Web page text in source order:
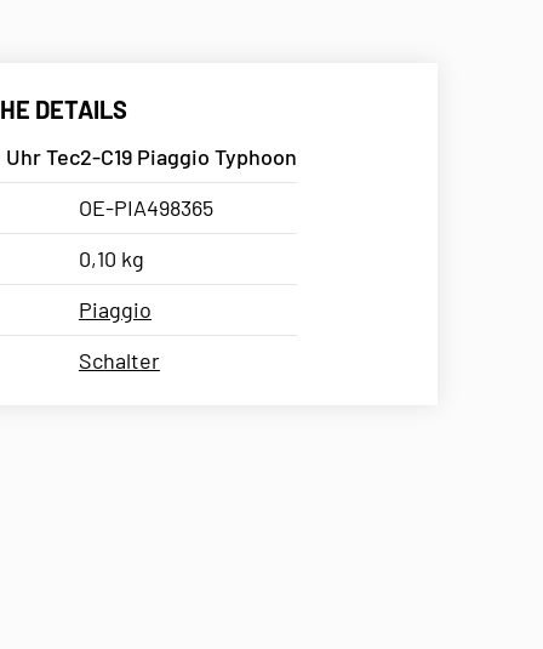
DETAILS
Tec2-C19 Piaggio Typhoon
OE-PIA498365
0,10 kg
Piaggio
Schalter